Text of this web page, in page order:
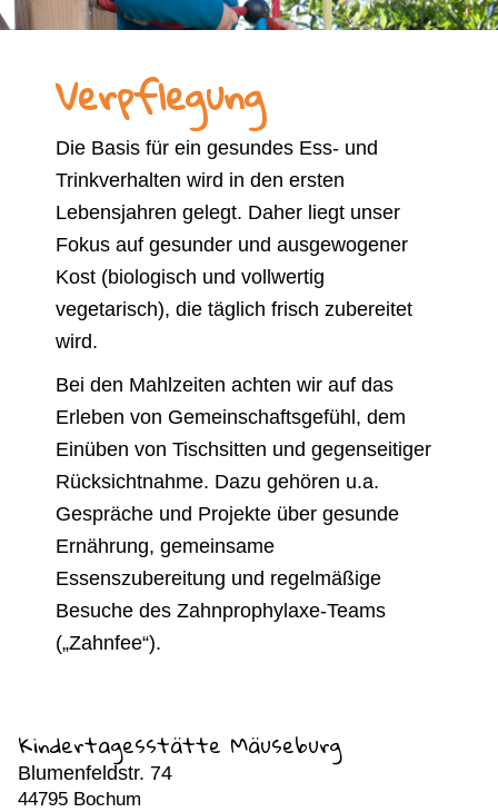
Verpflegung
Die Basis für ein gesundes Ess- und
Trinkverhalten wird in den ersten
Lebensjahren gelegt. Daher liegt unser
Fokus auf gesunder und ausgewogener
Kost (biologisch und vollwertig
vegetarisch), die täglich frisch zubereitet
wird.
Bei den Mahlzeiten achten wir auf das
Erleben von Gemeinschaftsgefühl, dem
Einüben von Tischsitten und gegenseitiger
Rücksichtnahme. Dazu gehören u.a.
Gespräche und Projekte über gesunde
Ernährung, gemeinsame
Essenszubereitung und regelmäßige
Besuche des Zahnprophylaxe-Teams
(„Zahnfee“).
Kindertagesstätte Mäuseburg
Blumenfeldstr. 74
44795 Bochum